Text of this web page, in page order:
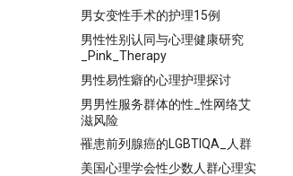
男女变性手术的护理15例
男性性别认同与心理健康研究
_Pink_Therapy
男性易性癖的心理护理探讨
男男性服务群体的性_性网络艾
滋风险
罹患前列腺癌的LGBTIQA_人群
美国心理学会性少数人群心理实